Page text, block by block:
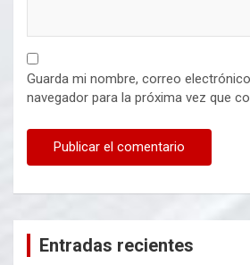
Guarda mi nombre, correo
navegador para la próxima vez que
Entradas recientes